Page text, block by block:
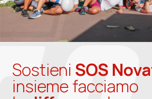
Sostieni SOS
insieme facciamo